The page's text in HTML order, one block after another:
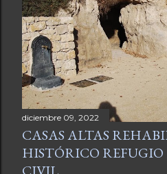
diciembre 09, 2022
CASAS ALTAS
HISTÓRICO